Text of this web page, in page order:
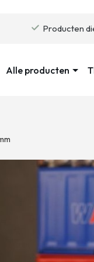
Producten
Alle producten